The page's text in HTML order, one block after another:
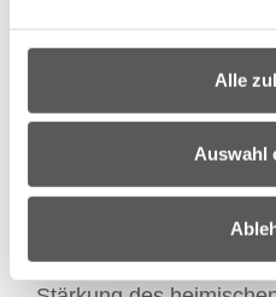
Alle
Auswahl
mit der
Unterstützung
erfolgreichen
Implementierung einer
Absicherung für
in Vereinen oder auf
in führenden